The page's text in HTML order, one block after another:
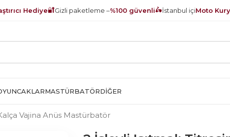
Hediye🔐Gizli paketleme –%100 güvenli🛵İstanbul içiMoto
MASTÜRBATÖRDIĞER
Vajina Anüs Mastürbatör